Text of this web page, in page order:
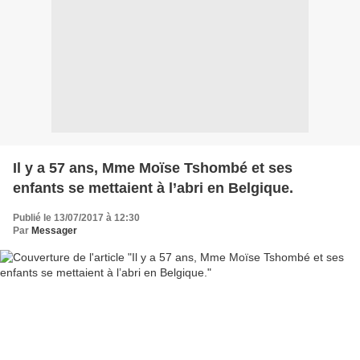
Il y a 57 ans, Mme Moïse Tshombé et ses
enfants se mettaient à l’abri en Belgique.
Publié le 13/07/2017 à 12:30
Par Messager